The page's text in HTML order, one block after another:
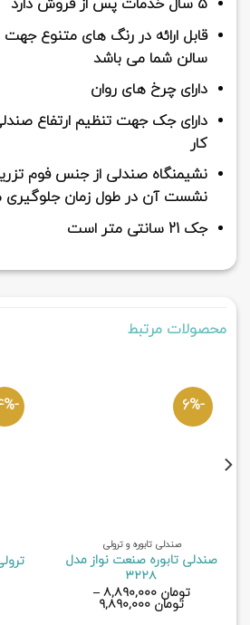
5 سال خدمات پس از فروش دارد
قابل ارائه در رنگ های متنوع
سالن شما می باشد
دارای چرخ های روان
دارای جک جهت تنظیم ارتفاع
کار
نشیمنگاه صندلی از جنس فوم
نشست آن در طول زمان جلوگیری
جک 21 سانتی متر است
محصولات مرتبط
-6%
صندلی تابوره و ترولی
صندلی تابوره صنعت نواز مدل
3228
تومان ۸,۸۹۰,۰۰۰ –
تومان
-14%